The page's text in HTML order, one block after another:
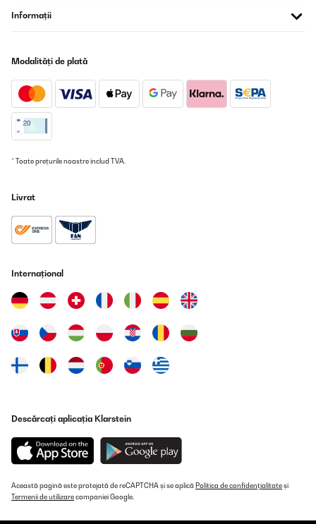
Informații
Modalități de plată
* Toate prețurile noastre includ TVA.
Livrat
Internațional
Descărcați aplicația Klarstein
Această pagină este protejată de reCAPTCHA și se aplică Politica de confidențialitateși
Termenii de utilizarecompaniei Google.